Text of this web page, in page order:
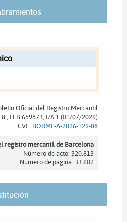
Oficial del Registro Mercantil
8 , H B 659873, I/A 1 (01/07/2026)
CVE: BORME-A-2026-129-08
registro mercantil de Barcelona
Número de acto: 320.813
Número de página: 33.602